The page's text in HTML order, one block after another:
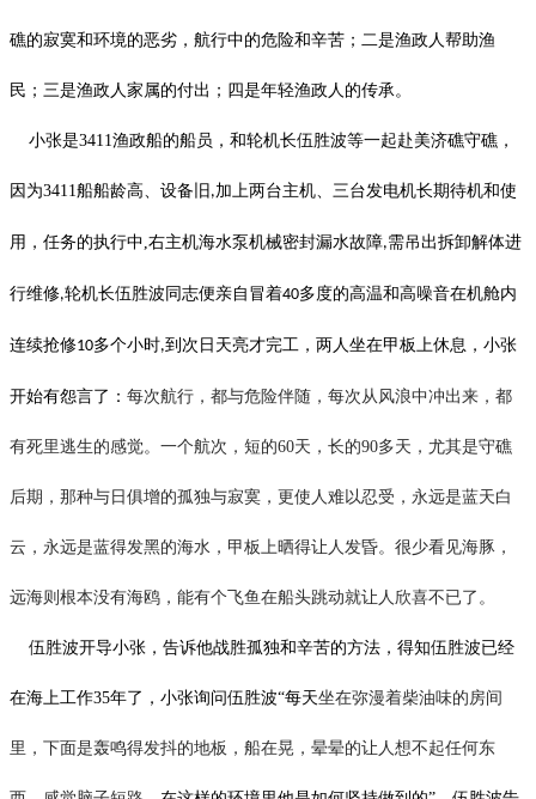
礁的寂寞和环境的恶劣，航行中的危险和辛苦；二是渔政人帮助渔
民；三是渔政人家属的付出；四是年轻渔政人的传承。
小张是3411渔政船的船员，和轮机长伍胜波等一起赴美济礁守礁，
因为3411船船龄高、设备旧 ,加上两台主机、三台发电机长期待机和使
用，任务的执行中,右主机海水泵机械密封漏水故障,需吊出拆卸解体进
行维修,轮机长伍胜波同志便亲自冒着40多度的高温和高噪音在机舱内
连续抢修10多个小时,到次日天亮才完工，两人坐在甲板上休息，小张
开始有怨言了： 每次航行，都与危险伴随，每次从风浪中冲出来，都
有死里逃生的感觉。一个航次，短的60天，长的90多天，尤其是守礁
后期，那种与日俱增的孤独与寂寞，更使人难以忍受 ，永远是蓝天白
云，永远是蓝得发黑的海水，甲板上晒得让人发昏。很少看见海豚，
远海则根本没有海鸥，能有个飞鱼在船头跳动就让人欣喜不已了。
伍胜波开导小张，告诉他战胜孤独和辛苦的方法，得知伍胜波已经
在海上工作35年了，小张询问伍胜波“每天坐在弥漫着柴油味的房间
里，下面是轰鸣得发抖的地板，船在晃，晕晕的让人想不起任何东